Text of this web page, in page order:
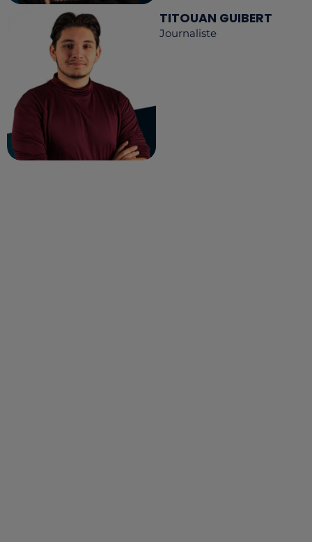
TITOUAN GUIBERT
Journaliste